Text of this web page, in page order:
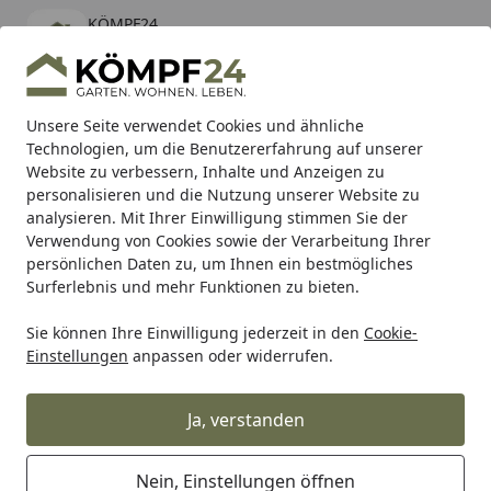
Unsere Seite verwendet Cookies und ähnliche
Technologien, um die Benutzererfahrung auf unserer
Website zu verbessern, Inhalte und Anzeigen zu
personalisieren und die Nutzung unserer Website zu
analysieren. Mit Ihrer Einwilligung stimmen Sie der
Verwendung von Cookies sowie der Verarbeitung Ihrer
persönlichen Daten zu, um Ihnen ein bestmögliches
Surferlebnis und mehr Funktionen zu bieten.
Sie können Ihre Einwilligung jederzeit in den Cookie-
Einstellungen anpassen oder widerrufen.
Ja, verstanden
Nein, Einstellungen öffnen
KÖMPF24
kostenlos - Im App Store
Hotline
Alle Produkte
Mein Konto
Suchen
Karibu Pools inkl. gratis Sandfilteranlage & Pool-
Starterset (Gesamtwert bis 468,99€)
Startseite
Spec-X Spec X Lenkerspiegel Spec-X Spiegel Schwarz
Spec-X Spiegel Schwarz Rechts M8